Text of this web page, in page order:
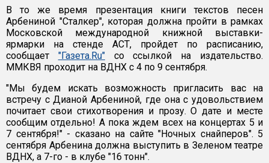
В то же время презентация книги текстов песен
Арбениной "Сталкер", которая должна пройти в рамках
Московской международной книжной выставки-
ярмарки на стенде АСТ, пройдет по расписанию,
сообщает "Газета.Ru"со ссылкой на издательство.
ММКВЯ проходит на ВДНХ с 4 по 9 сентября.
"Мы будем искать возможность пригласить вас на
встречу с Дианой Арбениной, где она с удовольствием
почитает свои стихотворения и прозу. О дате и месте
сообщим отдельно! А пока ждем всех на концертах 5 и
7 сентября!" - сказано на сайте "Ночных снайперов". 5
сентября Арбенина должна выступить в Зеленом театре
ВДНХ, а 7-го - в клубе "16 тонн".